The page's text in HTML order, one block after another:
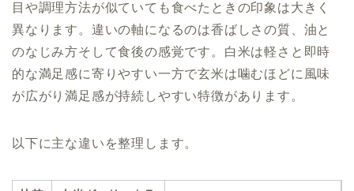
目や調理方法が似ていても食べたときの印象は大きく
異なります。違いの軸になるのは香ばしさの質、油と
のなじみ方そして食後の感覚です。白米は軽さと即時
的な満足感に寄りやすい一方で玄米は噛むほどに風味
が広がり満足感が持続しやすい特徴があります。
以下に主な違いを整理します。